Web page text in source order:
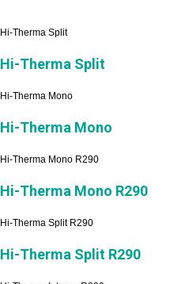
Hi-Therma Split
Hi-Therma Split
Hi-Therma Mono
Hi-Therma Mono
Hi-Therma Mono R290
Hi-Therma Mono R290
Hi-Therma Split R290
Hi-Therma Split R290